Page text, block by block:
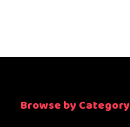
Browse by Category